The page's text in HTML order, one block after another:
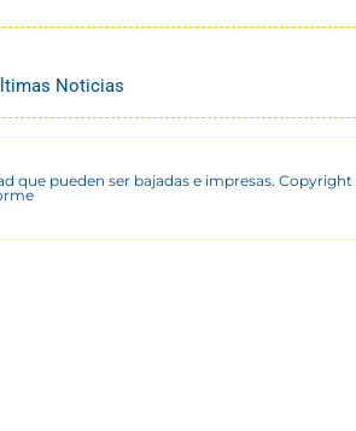
Noticias
que pueden ser bajadas e impresas. Copyright